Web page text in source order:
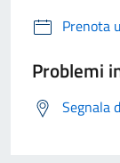
Prenota
Problemi
Segnala